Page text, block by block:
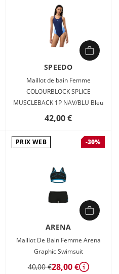
SPEEDO
Maillot de bain Femme
COLOURBLOCK SPLICE
MUSCLEBACK 1P NAV/BLU Bleu
42,00 €
PRIX WEB -30%
ARENA
Maillot De Bain Femme Arena
Graphic Swimsuit
40,00 €28,00 € Détails